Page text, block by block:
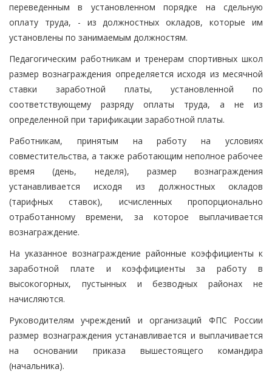
переведенным в установленном порядке на сдельную
оплату труда, - из должностных окладов, которые им
установлены по занимаемым должностям.
Педагогическим работникам и тренерам спортивных школ
размер вознаграждения определяется исходя из месячной
ставки заработной платы, установленной по
соответствующему разряду оплаты труда, а не из
определенной при тарификации заработной платы.
Работникам, принятым на работу на условиях
совместительства, а также работающим неполное рабочее
время (день, неделя), размер вознаграждения
устанавливается исходя из должностных окладов
(тарифных ставок), исчисленных пропорционально
отработанному времени, за которое выплачивается
вознаграждение.
На указанное вознаграждение районные коэффициенты к
заработной плате и коэффициенты за работу в
высокогорных, пустынных и безводных районах не
начисляются.
Руководителям учреждений и организаций ФПС России
размер вознаграждения устанавливается и выплачивается
на основании приказа вышестоящего командира
(начальника).